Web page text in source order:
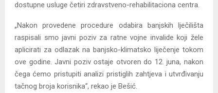
dostupne usluge četiri zdravstveno-rehabilitaciona centra.
„Nakon provedene procedure odabira banjskih lječilišta
raspisali smo javni poziv za ratne vojne invalide koji žele
aplicirati za odlazak na banjsko-klimatsko liječenje tokom
ove godine. Javni poziv ostaje otvoren do 12. juna, nakon
čega ćemo pristupiti analizi pristiglih zahtjeva i utvrđivanju
tačnog broja korisnika“, rekao je Bešić.